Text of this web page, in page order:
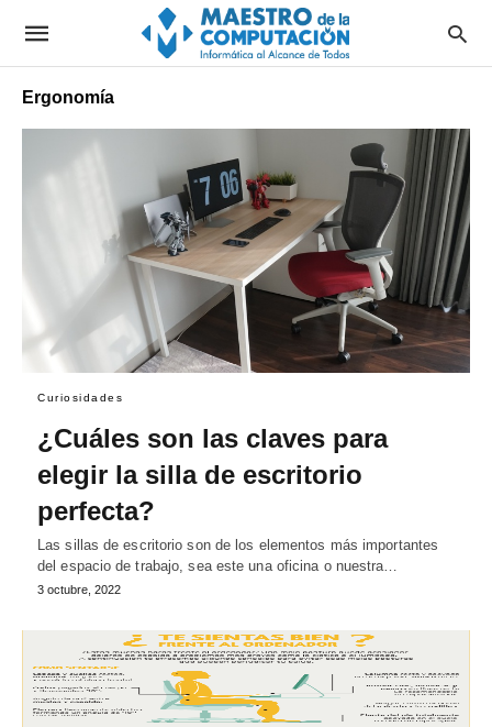
Ergonomía
Curiosidades
¿Cuáles son las claves para
elegir la silla de escritorio
perfecta?
Las sillas de escritorio son de los elementos más importantes
del espacio de trabajo, sea este una oficina o nuestra…
3 octubre, 2022